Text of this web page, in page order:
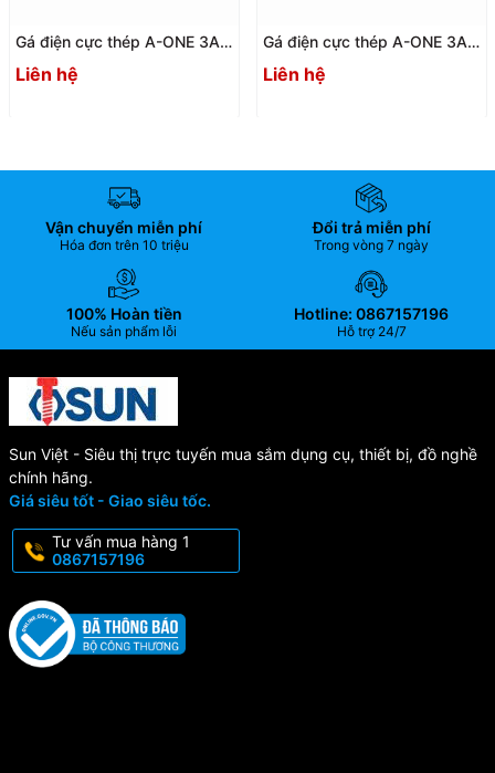
Gá điện cực thép A-ONE 3A-
520124 | Steel holder
Liên hệ
Gá điện cực thép A-ONE 3A-
520119 U50 (Bộ 12 cái) |
Steel holder
Liên hệ
Vận chuyển miễn phí
Hóa đơn trên 10 triệu
Đổi trả miễn phí
Trong vòng 7 ngày
100% Hoàn tiền
Nếu sản phẩm lỗi
Hotline: 0867157196
Hỗ trợ 24/7
Sun Việt - Siêu thị trực tuyến mua sắm dụng cụ, thiết bị, đồ nghề
chính hãng.
Giá siêu tốt - Giao siêu tốc.
Tư vấn mua hàng 1
0867157196